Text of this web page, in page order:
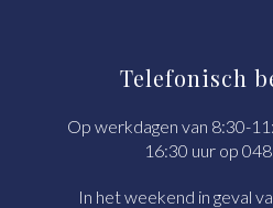
Telefonisch
Op werkdagen van 8:30-
16:30 uur op
In het weekend in geval